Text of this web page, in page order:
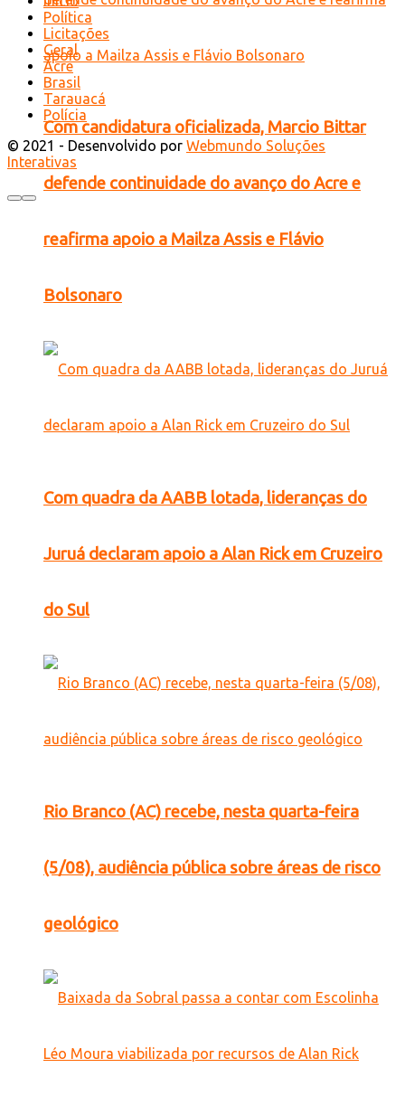
Com candidatura oficializada, Marcio Bittar
defende continuidade do avanço do Acre e
reafirma apoio a Mailza Assis e Flávio
Bolsonaro
Com quadra da AABB lotada, lideranças do
Juruá declaram apoio a Alan Rick em Cruzeiro
do Sul
Rio Branco (AC) recebe, nesta quarta-feira
(5/08), audiência pública sobre áreas de risco
geológico
Política
Licitações
Geral
Acre
Brasil
Tarauacá
Polícia
© 2021 - Desenvolvido por Webmundo Soluções
Interativas